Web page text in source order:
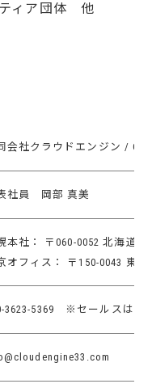
ティア団体 他
会社クラウドエンジン /
社員 岡部 真美
本社： 〒060-0052 北海道
オフィス： 〒150-0043 東
3623-5369 ※セールスはご